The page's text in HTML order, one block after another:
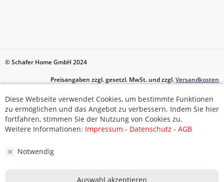
© Schäfer Home GmbH 2024
Preisangaben zzgl. gesetzl. MwSt. und zzgl.Versandkosten
Diese Webseite verwendet Cookies, um bestimmte Funktionen
zu ermöglichen und das Angebot zu verbessern. Indem Sie hier
fortfahren, stimmen Sie der Nutzung von Cookies zu.
Weitere Informationen: Impressum - Datenschutz - AGB
Notwendig
Auswahl akzeptieren
Diese Webseite verwendet Cookies, um bestimmte Funktionen
zu ermöglichen und das Angebot zu verbessern. Indem Sie hier
fortfahren, stimmen Sie der Nutzung von Cookies zu.
Weitere Informationen: Impressum - Datenschutz - AGB
Notwendig
Auswahl akzeptieren